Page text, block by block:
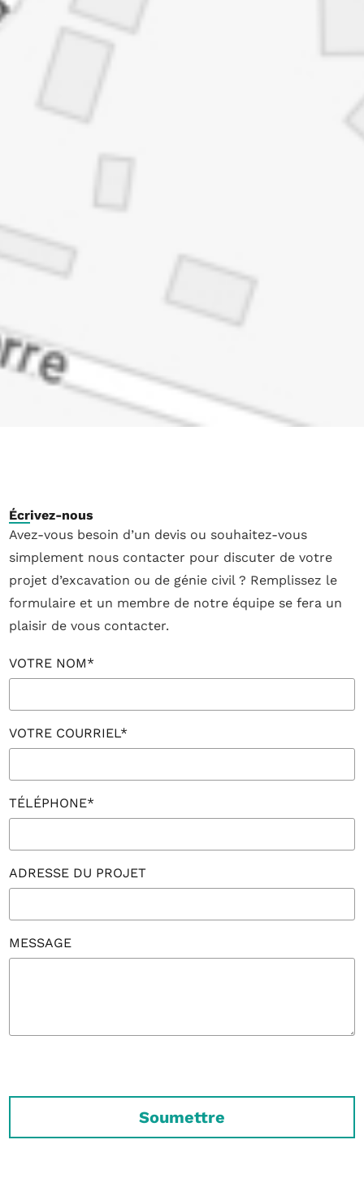
Écrivez-nous
Avez-vous besoin d’un devis ou souhaitez-vous
simplement nous contacter pour discuter de votre
projet d’excavation ou de génie civil ? Remplissez le
formulaire et un membre de notre équipe se fera un
plaisir de vous contacter.
VOTRE NOM*
VOTRE COURRIEL*
TÉLÉPHONE*
ADRESSE DU PROJET
MESSAGE
Soumettre